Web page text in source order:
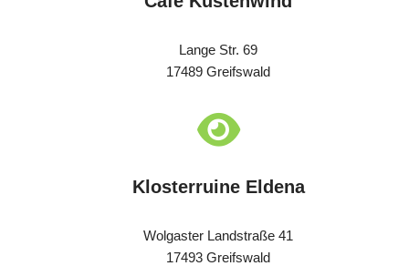
Lange Str. 69
17489 Greifswald
Klosterruine Eldena
Wolgaster Landstraße 41
17493 Greifswald